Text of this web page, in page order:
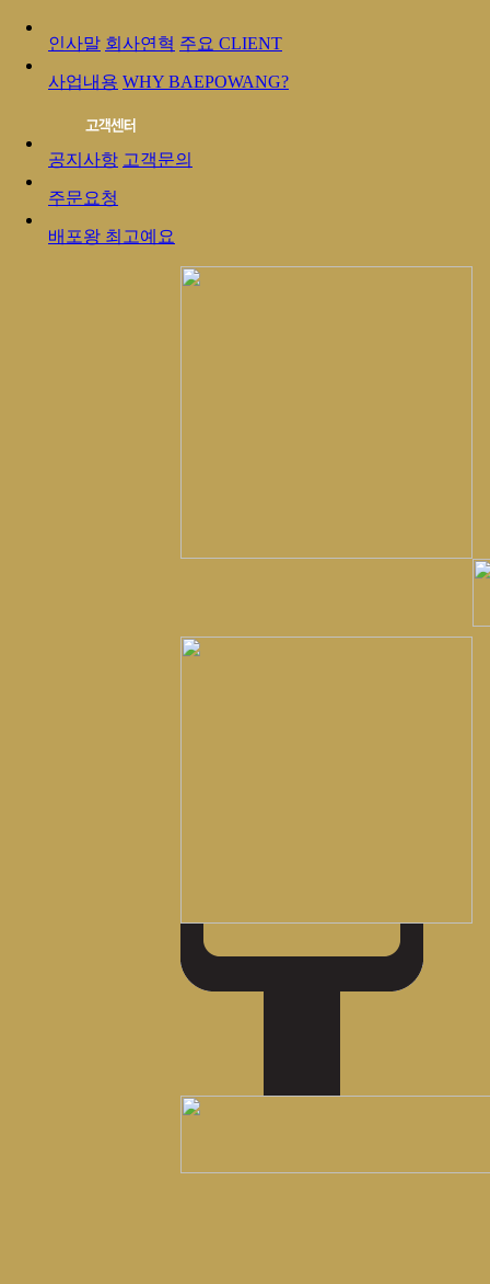
인사말 회사연혁 주요 CLIENT
사업내용 WHY BAEPOWANG?
공지사항 고객문의
주문요청
배포왕 최고예요